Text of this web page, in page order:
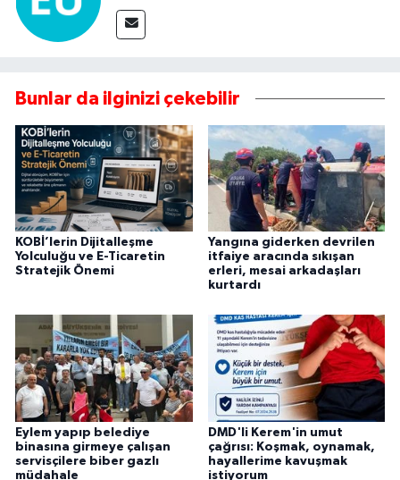
Bunlar da ilginizi çekebilir
KOBİ’lerin Dijitalleşme
Yolculuğu ve E-Ticaretin
Stratejik Önemi
Yangına giderken devrilen
itfaiye aracında sıkışan
erleri, mesai arkadaşları
kurtardı
Eylem yapıp belediye
binasına girmeye çalışan
servisçilere biber gazlı
müdahale
DMD'li Kerem'in umut
çağrısı: Koşmak, oynamak,
hayallerime kavuşmak
istiyorum